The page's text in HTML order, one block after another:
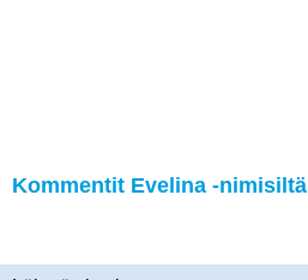
Kommentit Evelina -nimisiltä